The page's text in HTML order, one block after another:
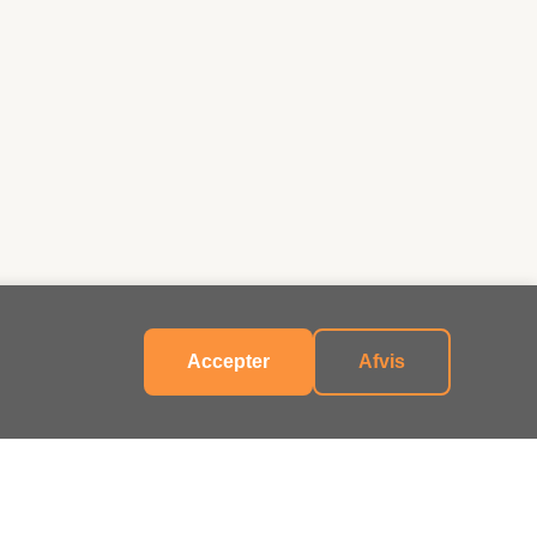
Accepter Afvis